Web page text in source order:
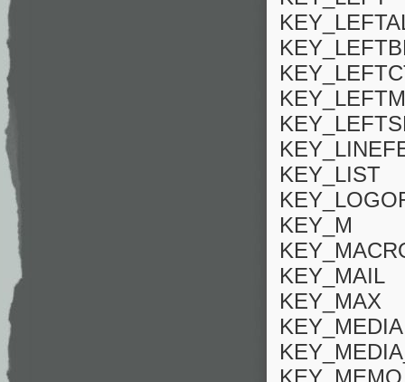
KEY_LIST
KEY_M
KEY_MAIL
KEY_MAX
KEY_MEDIA